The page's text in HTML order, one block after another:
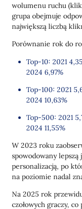
wolumenu ruchu
grupa obejmuje
największą liczbą
Porównanie rok do
Top-10: 2021
2024 6,97%
Top-100: 2021
2024 10,63%
Top-500: 2021
2024 11,55%
W 2023 roku
spowodowany lepszą
personalizacją, po
na poziomie nadal
Na 2025 rok
czołowych graczy,